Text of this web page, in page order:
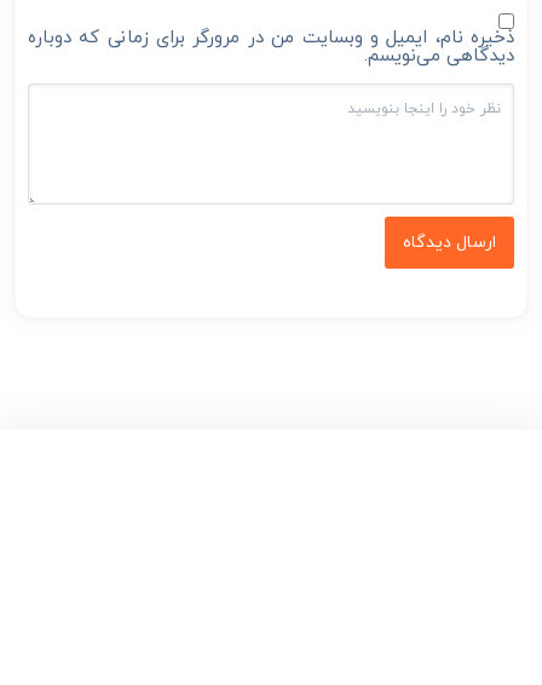
ذخیره نام، ایمیل و وبسایت من در مرورگر برای زمانی که دوباره
دیدگاهی می‌نویسم.